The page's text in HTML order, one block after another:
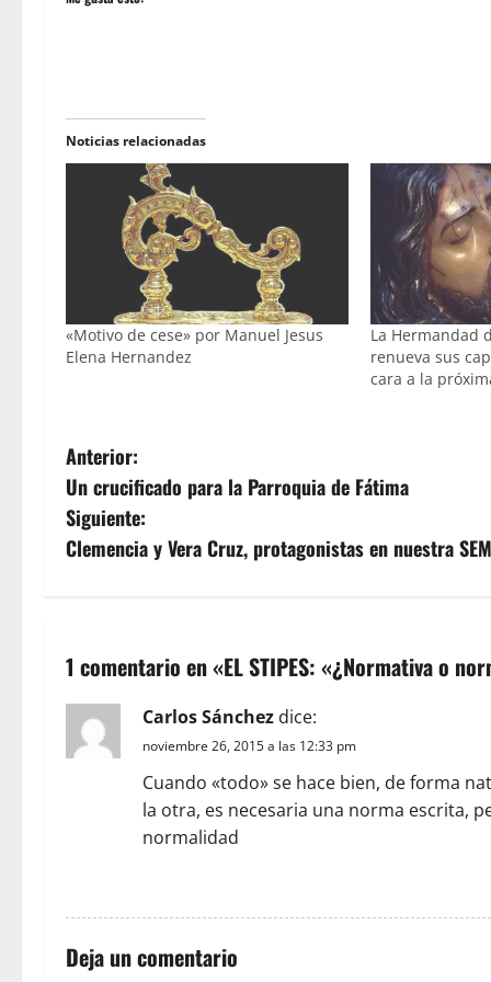
Noticias relacionadas
«Motivo de cese» por Manuel Jesus
Elena Hernandez
La Hermandad
renueva sus
cara a la
N
a
v
g
a
c
d
e
Anterior:
Un crucificado para la Parroquia de Fátima
Siguiente:
Clemencia y Vera Cruz, protagonistas en nuestra
1 comentario en «EL STIPES: «¿Normativa o
Carlos Sánchez dice:
noviembre 26, 2015 a las 12:33 pm
Cuando «todo» se hace bien, de forma
la otra, es necesaria una norma escrita,
normalidad
Deja un comentario